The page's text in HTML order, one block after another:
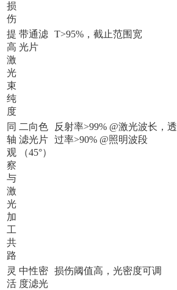
损
伤
提
高
激
光
束
纯
度
带通滤
光片
T>95%，截止范围宽
同
轴
观
察
与
激
光
加
工
共
路
二向色
滤光片
（45°）
反射率>99% @激光波长，透
过率>90% @照明波段
灵
活
中性密
度滤光
损伤阈值高，光密度可调